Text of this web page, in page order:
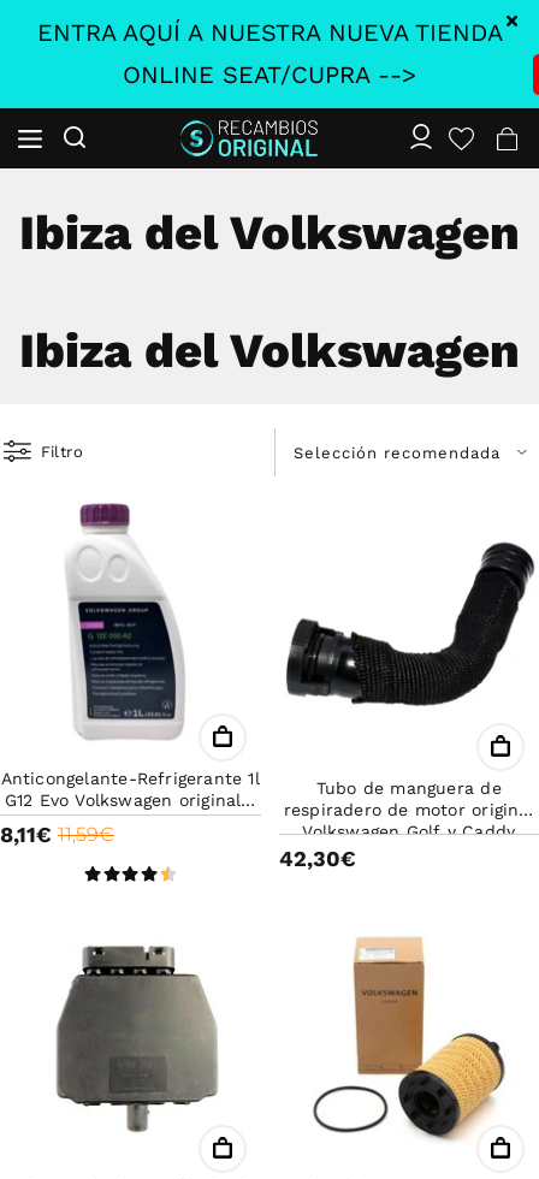
ENTRA AQUÍ A NUESTRA NUEVA TIENDA
ONLINE SEAT/CUPRA -->
Ibiza del Volkswagen
Ibiza del Volkswagen
Filtro
Anticongelante-Refrigerante 1l
G12 Evo Volkswagen original -
Anticongelante rosa
11,59€
8,11€
Tubo de manguera de
respiradero de motor original
Volkswagen Golf y Caddy
038103493AC
42,30€